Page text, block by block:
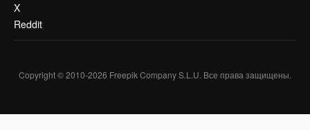
X
Reddit
Copyright © 2010-2026 Freepik Company S.L.U. Все права защищены.